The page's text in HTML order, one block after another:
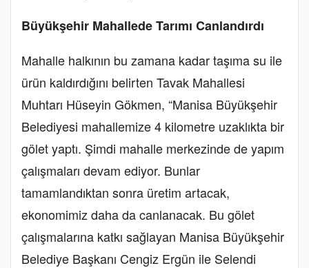
Büyükşehir Mahallede Tarımı Canlandırdı
Mahalle halkının bu zamana kadar taşıma su ile
ürün kaldırdığını belirten Tavak Mahallesi
Muhtarı Hüseyin Gökmen, “Manisa Büyükşehir
Belediyesi mahallemize 4 kilometre uzaklıkta bir
gölet yaptı. Şimdi mahalle merkezinde de yapım
çalışmaları devam ediyor. Bunlar
tamamlandıktan sonra üretim artacak,
ekonomimiz daha da canlanacak. Bu gölet
çalışmalarına katkı sağlayan Manisa Büyükşehir
Belediye Başkanı Cengiz Ergün ile Selendi